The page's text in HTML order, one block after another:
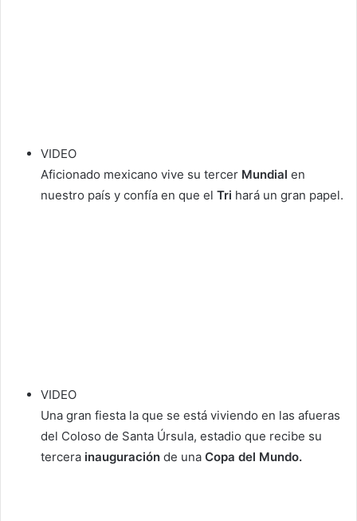
VIDEO
Aficionado mexicano vive su tercer Mundial en
nuestro país y confía en que el Tri hará un gran papel.
VIDEO
Una gran fiesta la que se está viviendo en las afueras
del Coloso de Santa Úrsula, estadio que recibe su
tercera inauguración de una Copa del Mundo.